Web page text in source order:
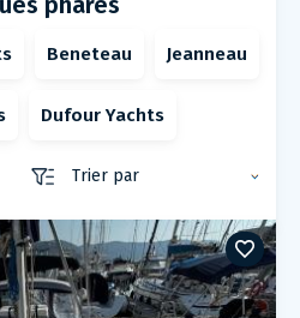
Beneteau Jeanneau
Dufour Yachts